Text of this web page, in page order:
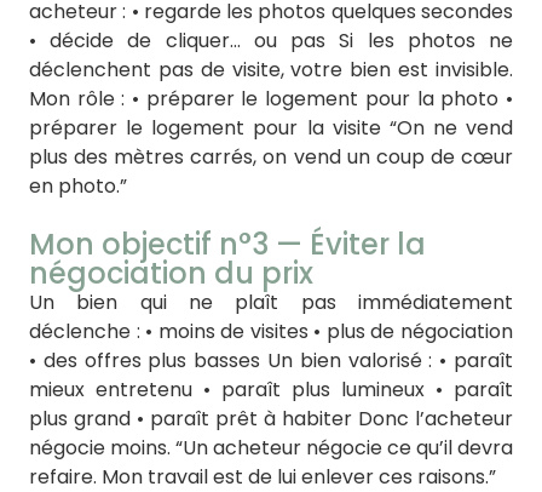
acheteur : • regarde les photos quelques secondes
• décide de cliquer… ou pas Si les photos ne
déclenchent pas de visite, votre bien est invisible.
Mon rôle : • préparer le logement pour la photo •
préparer le logement pour la visite “On ne vend
plus des mètres carrés, on vend un coup de cœur
en photo.”
Mon objectif n°3 — Éviter la
négociation du prix
Un bien qui ne plaît pas immédiatement
déclenche : • moins de visites • plus de négociation
• des offres plus basses Un bien valorisé : • paraît
mieux entretenu • paraît plus lumineux • paraît
plus grand • paraît prêt à habiter Donc l’acheteur
négocie moins. “Un acheteur négocie ce qu’il devra
refaire. Mon travail est de lui enlever ces raisons.”